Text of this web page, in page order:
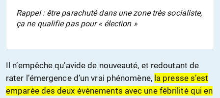
Rappel : être parachuté dans une zone très socialiste,
ça ne qualifie pas pour « élection »
Il n’empêche qu’avide de nouveauté, et redoutant de
rater l’émergence d’un vrai phénomène, la presse s’est
emparée des deux événements avec une fébrilité qui en